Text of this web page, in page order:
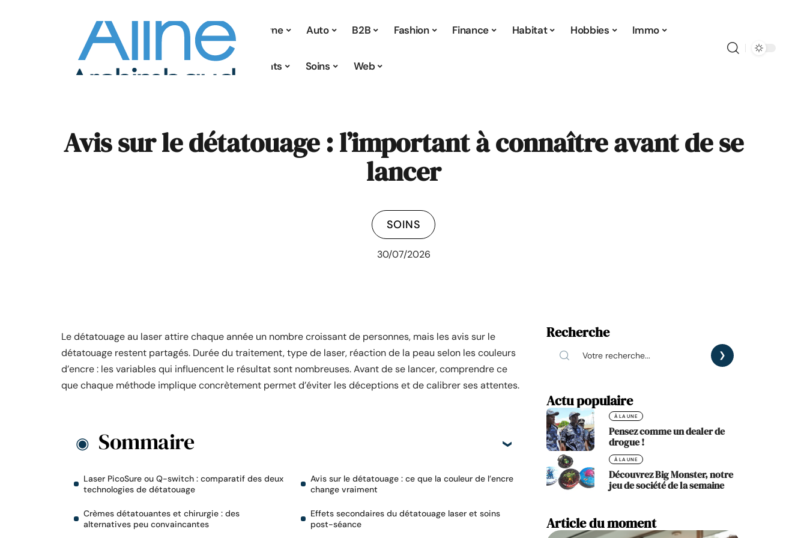
À la une Auto B2B Fashion Finance Habitat Hobbies Immo
Parents Soins Web
Avis sur le détatouage : l’important à connaître avant de se
lancer
SOINS
30/07/2026
Le détatouage au laser attire chaque année un nombre croissant de personnes, mais les avis sur le
détatouage restent partagés. Durée du traitement, type de laser, réaction de la peau selon les couleurs
d’encre : les variables qui influencent le résultat sont nombreuses. Avant de se lancer, comprendre ce
que chaque méthode implique concrètement permet d’éviter les déceptions et de calibrer ses attentes.
Sommaire
Laser PicoSure ou Q-switch : comparatif des deux
technologies de détatouage
Avis sur le détatouage : ce que la couleur de l’encre
change vraiment
Crèmes détatouantes et chirurgie : des
alternatives peu convaincantes
Effets secondaires du détatouage laser et soins
post-séance
Recherche
Actu populaire
À LA UNE
Pensez comme un dealer de
drogue !
À LA UNE
Découvrez Big Monster, notre
jeu de société de la semaine
Article du moment